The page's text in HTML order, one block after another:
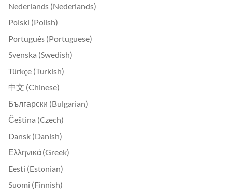
Nederlands (Nederlands)
Polski (Polish)
Português (Portuguese)
Svenska (Swedish)
Türkçe (Turkish)
中文 (Chinese)
Български (Bulgarian)
Čeština (Czech)
Dansk (Danish)
Ελληνικά (Greek)
Eesti (Estonian)
Suomi (Finnish)